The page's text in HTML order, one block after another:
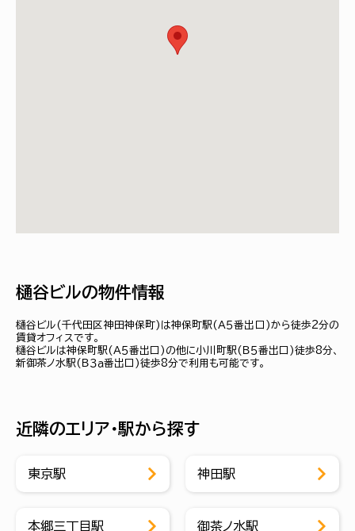
樋谷ビルの物件情報
樋谷ビル(千代田区神田神保町)は神保町駅(Ａ５番出口)から徒歩2分の
賃貸オフィスです。
樋谷ビルは神保町駅(Ａ５番出口)の他に小川町駅(Ｂ５番出口)徒歩8分、
新御茶ノ水駅(Ｂ３ａ番出口)徒歩8分で利用も可能です。
近隣のエリア・駅から探す
東京駅 神田駅
本郷三丁目駅 御茶ノ水駅